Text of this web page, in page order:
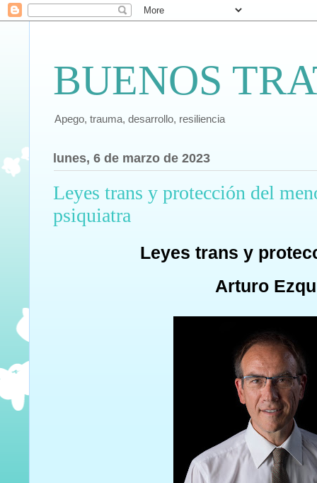
BUENOS
Apego, trauma, desarrollo, resiliencia
lunes, 6 de marzo de 2023
Leyes trans y protección del
psiquiatra
Leyes trans y
Arturo